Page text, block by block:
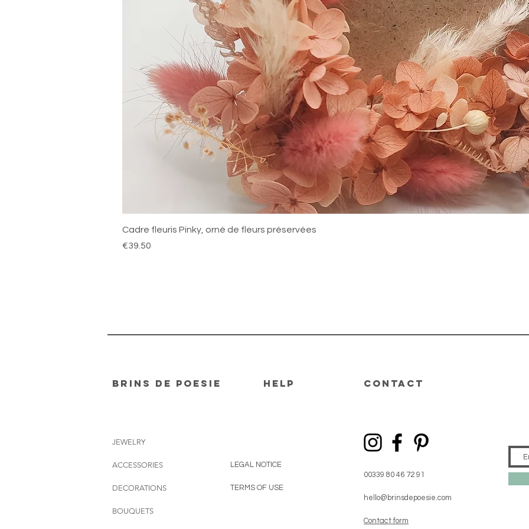
Cadre fleuris Pinky, orné de fleurs préservées
Price
€39.50
Brins de poesie help CONTACT
JEWELRY
ACCESSORIES
DECORATIONS
BOUQUETS
LEGAL NOTICE
TERMS OF USE
00339 80 46 72 91
hello@brinsdepoesie.com
Contact form